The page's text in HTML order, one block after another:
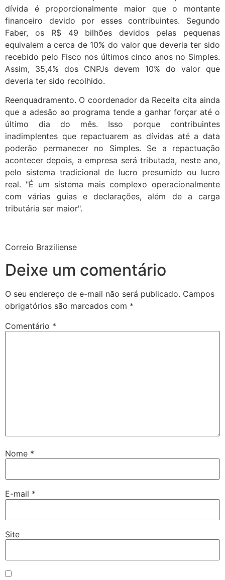
dívida é proporcionalmente maior que o montante
financeiro devido por esses contribuintes. Segundo
Faber, os R$ 49 bilhões devidos pelas pequenas
equivalem a cerca de 10% do valor que deveria ter sido
recebido pelo Fisco nos últimos cinco anos no Simples.
Assim, 35,4% dos CNPJs devem 10% do valor que
deveria ter sido recolhido.
Reenquadramento. O coordenador da Receita cita ainda
que a adesão ao programa tende a ganhar forçar até o
último dia do mês. Isso porque contribuintes
inadimplentes que repactuarem as dívidas até a data
poderão permanecer no Simples. Se a repactuação
acontecer depois, a empresa será tributada, neste ano,
pelo sistema tradicional de lucro presumido ou lucro
real. "É um sistema mais complexo operacionalmente
com várias guias e declarações, além de a carga
tributária ser maior".
Correio Braziliense
Deixe um comentário
O seu endereço de e-mail não será publicado. Campos
obrigatórios são marcados com *
Comentário *
Nome *
E-mail *
Site